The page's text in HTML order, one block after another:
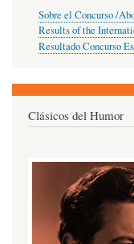
Sobre el Concurso /
Results of the
Resultado Concurso
Clásicos del Humor